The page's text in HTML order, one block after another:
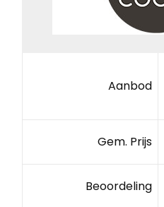
Aanbod
Gem. Prijs
Beoordeling